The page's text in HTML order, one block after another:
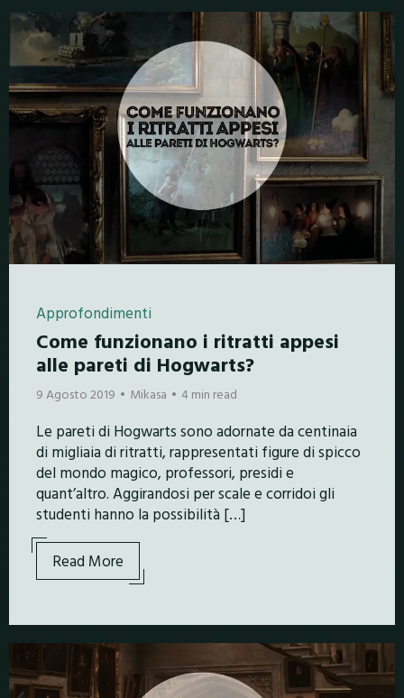
Approfondimenti
Come funzionano i ritratti appesi
alle pareti di Hogwarts?
9 Agosto 2019 Mikasa 4 min read
Le pareti di Hogwarts sono adornate da centinaia
di migliaia di ritratti, rappresentati figure di spicco
del mondo magico, professori, presidi e
quant’altro. Aggirandosi per scale e corridoi gli
studenti hanno la possibilità […]
Read More